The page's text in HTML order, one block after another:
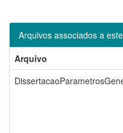
Arquivos associados a
Arquivo